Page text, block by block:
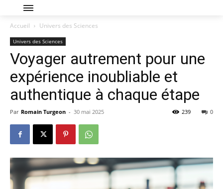
Accueil Univers des Sciences
Univers des Sciences
Voyager autrement pour une
expérience inoubliable et
authentique à chaque étape
Par Romain Turgeon - 30 mai 2025 0
239